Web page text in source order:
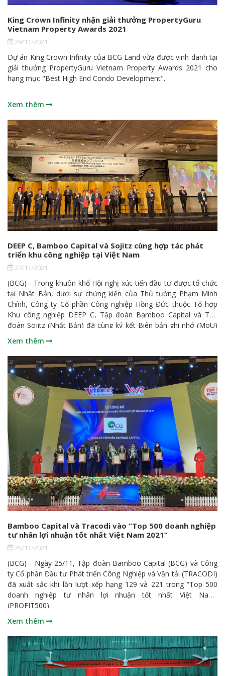
King Crown Infinity nhận giải thưởng PropertyGuru
Vietnam Property Awards 2021
29/11/2021
Dự án King Crown Infinity của BCG Land vừa được vinh danh tại
giải thưởng PropertyGuru Vietnam Property Awards 2021 cho
hạng mục "Best High End Condo Development".
Xem thêm
DEEP C, Bamboo Capital và Sojitz cùng hợp tác phát
triển khu công nghiệp tại Việt Nam
27/11/2021
(BCG) - Trong khuôn khổ Hội nghị xúc tiến đầu tư được tổ chức
tại Nhật Bản, dưới sự chứng kiến của Thủ tướng Phạm Minh
Chính, Công ty Cổ phần Công nghiệp Hồng Đức thuộc Tổ hợp
Khu công nghiệp DEEP C, Tập đoàn Bamboo Capital và Tập
đoàn Sojitz (Nhật Bản) đã cùng ký kết Biên bản ghi nhớ (MoU)
về việc phát triển dự án khu công nghiệp và cơ sở hạ tầng khu
công nghiệp với tổng mức đầu tư dự kiến 250 triệu USD.
Xem thêm
Bamboo Capital và Tracodi vào “Top 500 doanh nghiệp
tư nhân lợi nhuận tốt nhất Việt Nam 2021”
25/11/2021
(BCG) - Ngày 25/11, Tập đoàn Bamboo Capital (BCG) và Công
ty Cổ phần Đầu tư Phát triển Công Nghiệp và Vận tải (TRACODI)
đã xuất sắc khi lần lượt xếp hạng 129 và 221 trong “Top 500
doanh nghiệp tư nhân lợi nhuận tốt nhất Việt Nam”
(PROFIT500).
Xem thêm